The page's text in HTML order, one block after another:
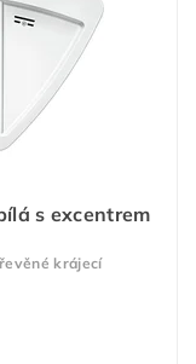
s excentrem
krájecí